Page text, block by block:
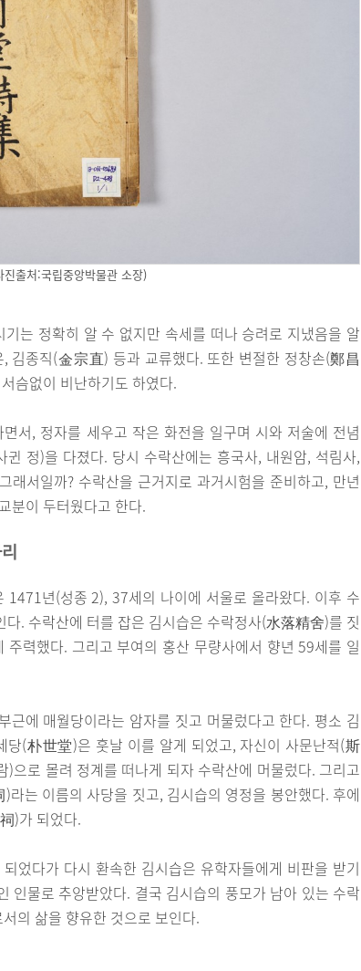
진출처:국립중앙박물관 소장)
는 정확히 알 수 없지만 속세를 떠나 승려로 지냈음을 알
김종직(金宗直) 등과 교류했다. 또한 변절한 정창손(鄭昌
슴없이 비난하기도 하였다.
서, 정자를 세우고 작은 화전을 일구며 시와 저술에 전념
정)을 다졌다. 당시 수락산에는 흥국사, 내원암, 석림사,
래서일까? 수락산을 근거지로 과거시험을 준비하고, 만년
분이 두터웠다고 한다.
년(성종 2), 37세의 나이에 서울로 올라왔다. 이후 수
. 수락산에 터를 잡은 김시습은 수락정사(水落精舍)를 짓
력했다. 그리고 부여의 홍산 무량사에서 향년 59세를 일
근에 매월당이라는 암자를 짓고 머물렀다고 한다. 평소 김
당(朴世堂)은 훗날 이를 알게 되었고, 자신이 사문난적(斯
으로 몰려 정계를 떠나게 되자 수락산에 머물렀다. 그리고
는 이름의 사당을 짓고, 김시습의 영정을 봉안했다. 후에
)가 되었다.
었다가 다시 환속한 김시습은 유학자들에게 비판을 받기
인물로 추앙받았다. 결국 김시습의 풍모가 남아 있는 수락
의 삶을 향유한 것으로 보인다.